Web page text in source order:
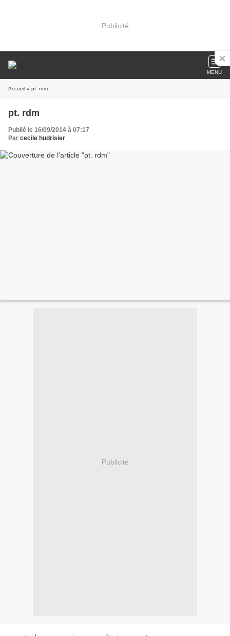
Publicité
MENU
Accueil » pt. rdm
pt. rdm
Publié le 16/09/2014 à 07:17
Par cecile hudrisier
Publicité